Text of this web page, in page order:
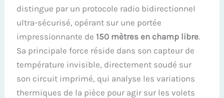
distingue par un protocole radio bidirectionnel
ultra-sécurisé, opérant sur une portée
impressionnante de150 mètres en champ libre.
Sa principale force réside dans son capteur de
température invisible, directement soudé sur
son circuit imprimé, qui analyse les variations
thermiques de la pièce pour agir sur les volets